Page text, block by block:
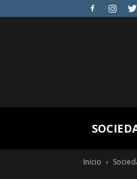
Inicio